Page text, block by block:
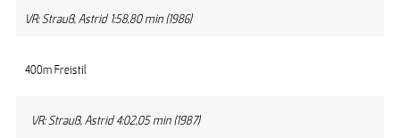
VR: Strauß, Astrid 1:58,80 min (1986)
400m Freistil
VR: Strauß, Astrid 4:02,05 min (1987)